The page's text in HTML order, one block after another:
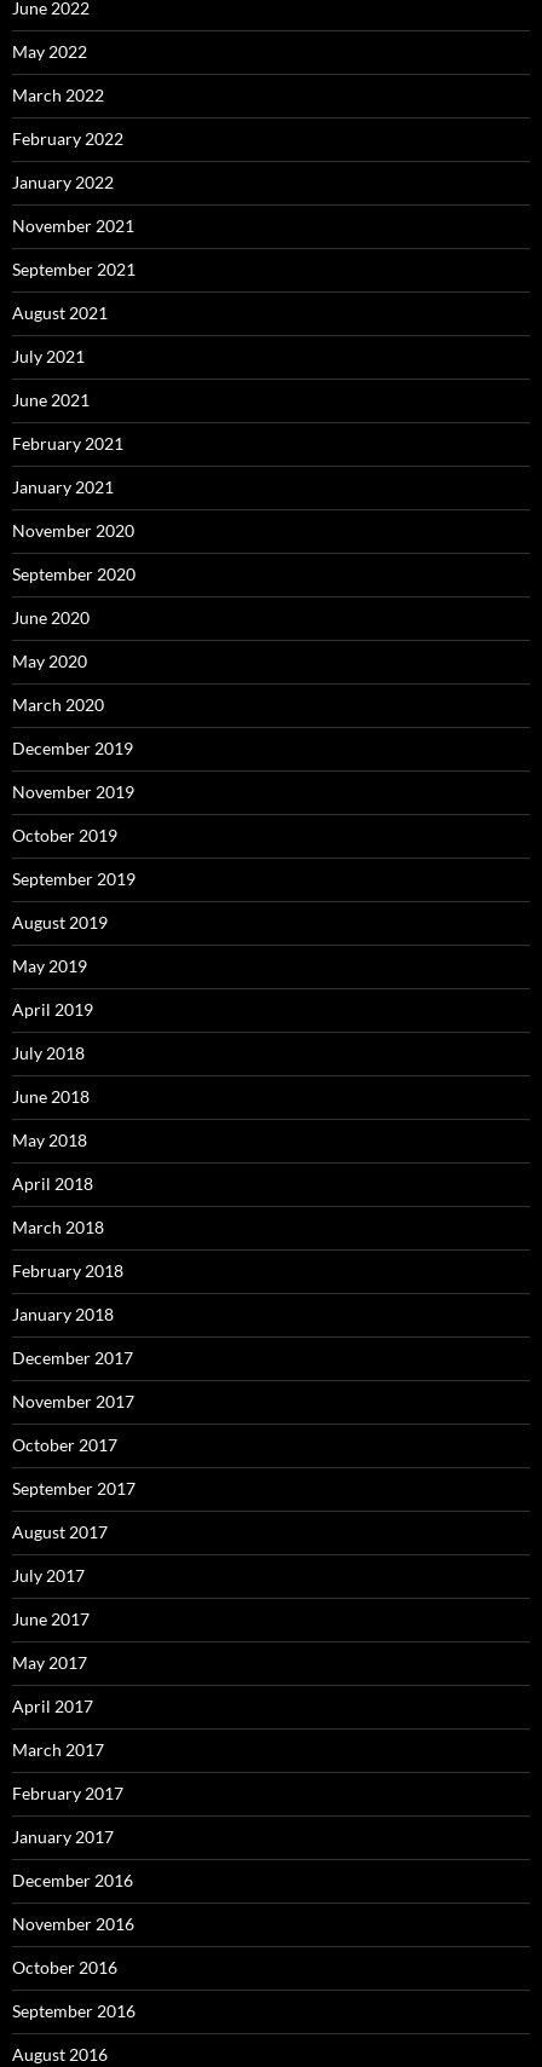
June 2022
May 2022
March 2022
February 2022
January 2022
November 2021
September 2021
August 2021
July 2021
June 2021
February 2021
January 2021
November 2020
September 2020
June 2020
May 2020
March 2020
December 2019
November 2019
October 2019
September 2019
August 2019
May 2019
April 2019
July 2018
June 2018
May 2018
April 2018
March 2018
February 2018
January 2018
December 2017
November 2017
October 2017
September 2017
August 2017
July 2017
June 2017
May 2017
April 2017
March 2017
February 2017
January 2017
December 2016
November 2016
October 2016
September 2016
August 2016